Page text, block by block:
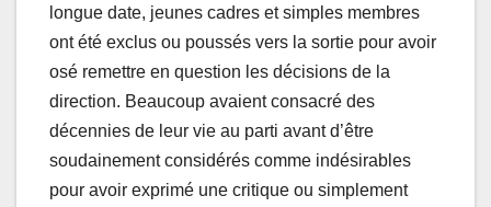
longue date, jeunes cadres et simples membres
ont été exclus ou poussés vers la sortie pour avoir
osé remettre en question les décisions de la
direction. Beaucoup avaient consacré des
décennies de leur vie au parti avant d’être
soudainement considérés comme indésirables
pour avoir exprimé une critique ou simplement